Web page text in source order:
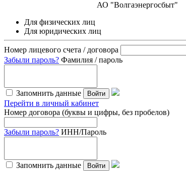
АО "Волгаэнергосбыт"
Для физических лиц
Для юридических лиц
Номер лицевого счета / договора
Забыли пароль? Фамилия / пароль
Запомнить данные Войти
Перейти в личный кабинет
Номер договора (буквы и цифры, без пробелов)
Забыли пароль? ИНН/Пароль
Запомнить данные Войти